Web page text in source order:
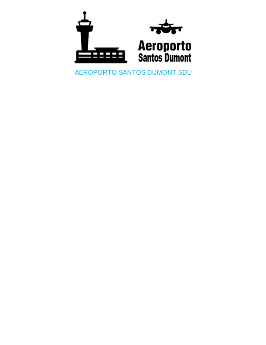
AEROPORTO SANTOS DUMONT SDU